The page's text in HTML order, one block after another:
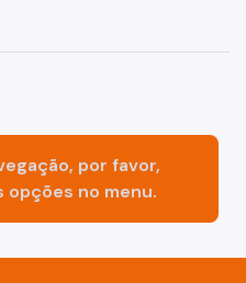
por favor,
opções no menu.